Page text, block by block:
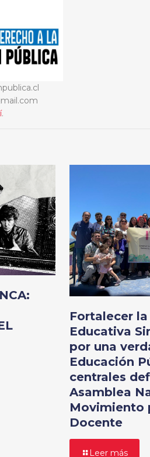
.
Fortalecer
Educativa
por una
Educación
centrales
Asamblea
Movimiento
Docente
Leer más